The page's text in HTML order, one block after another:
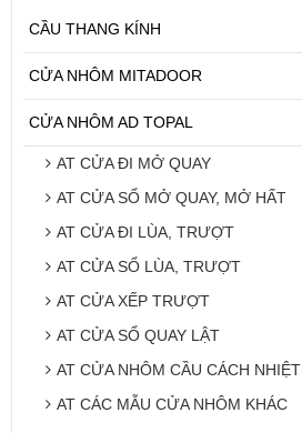
CẦU THANG KÍNH
CỬA NHÔM MITADOOR
CỬA NHÔM AD TOPAL
AT CỬA ĐI MỞ QUAY
AT CỬA SỔ MỞ QUAY, MỞ HẤT
AT CỬA ĐI LÙA, TRƯỢT
AT CỬA SỔ LÙA, TRƯỢT
AT CỬA XẾP TRƯỢT
AT CỬA SỔ QUAY LẬT
AT CỬA NHÔM CẦU CÁCH NHIỆT
AT CÁC MẪU CỬA NHÔM KHÁC